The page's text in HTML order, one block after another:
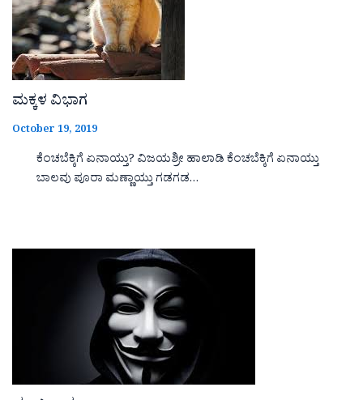
ಮಕ್ಕಳ ವಿಭಾಗ
October 19, 2019
ಕೆಂಚಬೆಕ್ಕಿಗೆ ಏನಾಯ್ತು? ವಿಜಯಶ್ರೀ ಹಾಲಾಡಿ ಕೆಂಚಬೆಕ್ಕಿಗೆ ಏನಾಯ್ತು
ಬಾಲವು ಪೂರಾ ಮಣ್ಣಾಯ್ತು ಗಡಗಡ…